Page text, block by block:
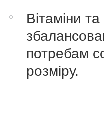
Вітаміни
потребам
розміру.